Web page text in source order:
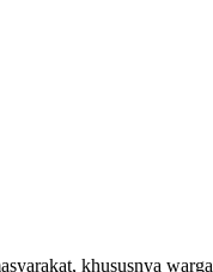
khususnya